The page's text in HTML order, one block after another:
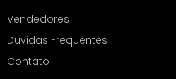
Vendedores
Duvidas Frequêntes
Contato